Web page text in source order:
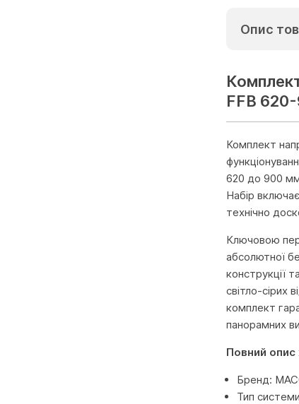
Опис
FFB
Комплект
620 до 900
Набір
технічно
Ключовою
абсолютної
конструкції
світло-сірих
комплект
панорамних
Повний опис
Бренд:
Тип